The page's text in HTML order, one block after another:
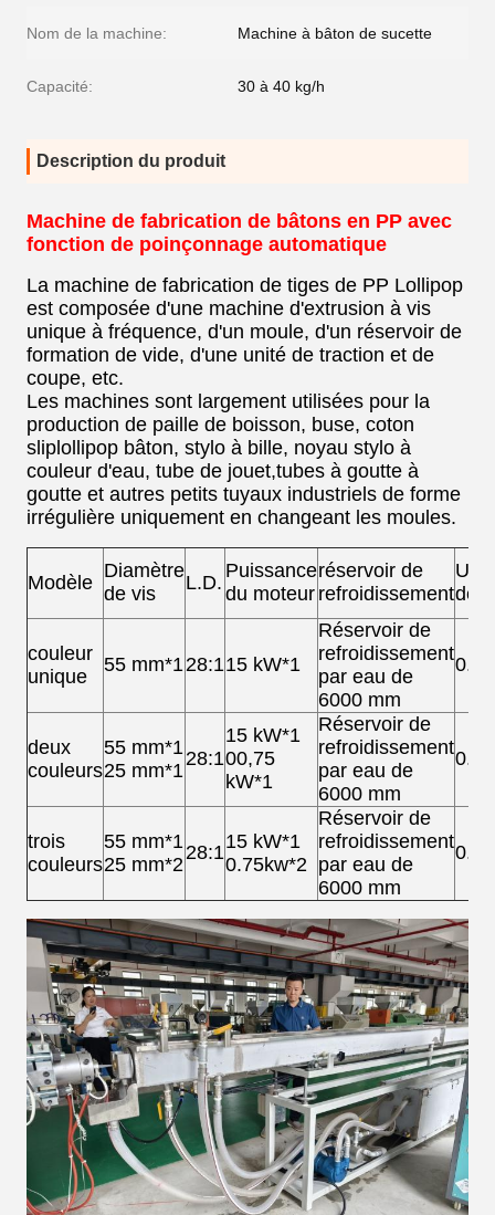
Nom de la machine: Machine à bâton de sucette
Capacité: 30 à 40 kg/h
Description du produit
Machine de fabrication de bâtons en PP avec
fonction de poinçonnage automatique
La machine de fabrication de tiges de PP Lollipop
est composée d'une machine d'extrusion à vis
unique à fréquence, d'un moule, d'un réservoir de
formation de vide, d'une unité de traction et de
coupe, etc.
Les machines sont largement utilisées pour la
production de paille de boisson, buse, coton
sliplollipop bâton, stylo à bille, noyau stylo à
couleur d'eau, tube de jouet,tubes à goutte à
goutte et autres petits tuyaux industriels de forme
irrégulière uniquement en changeant les moules.
Modèle
Diamètre
de vis
L.D.
Puissance
du moteur
réservoir de
refroidissement
couleur
unique
55 mm*128:115 kW*1
Réservoir de
refroidissement
par eau de
6000 mm
deux
couleurs
55 mm*1
25 mm*1
28:1
15 kW*1
00,75
kW*1
Réservoir de
refroidissement
par eau de
6000 mm
trois
couleurs
55 mm*1
25 mm*2
28:115 kW*1
0.75kw*2
Réservoir de
refroidissement
par eau de
6000 mm